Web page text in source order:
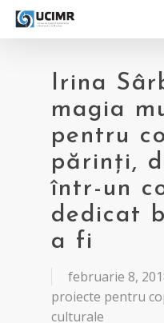
Skip
Irina
magia
pentru
părinți,
într-un
dedicat
a fi
februarie 8,
proiecte pentru
culturale